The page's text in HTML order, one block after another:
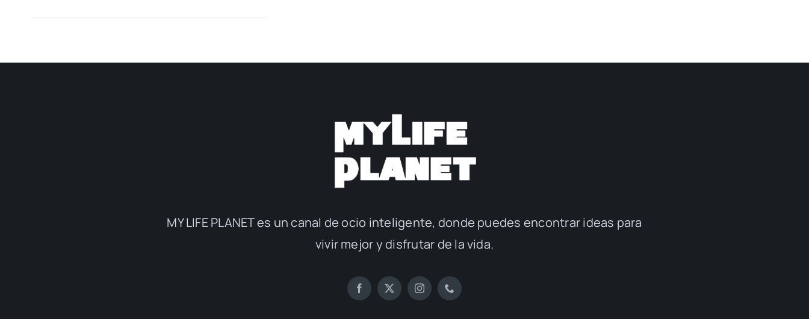
MY LIFE PLANET es un canal de ocio inteligente, donde puedes encontrar ideas para
vivir mejor y disfrutar de la vida.